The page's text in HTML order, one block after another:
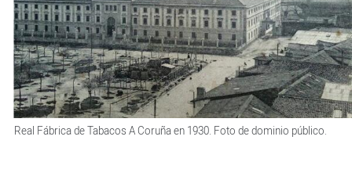
Real Fábrica de Tabacos A Coruña en 1930. Foto de dominio público.